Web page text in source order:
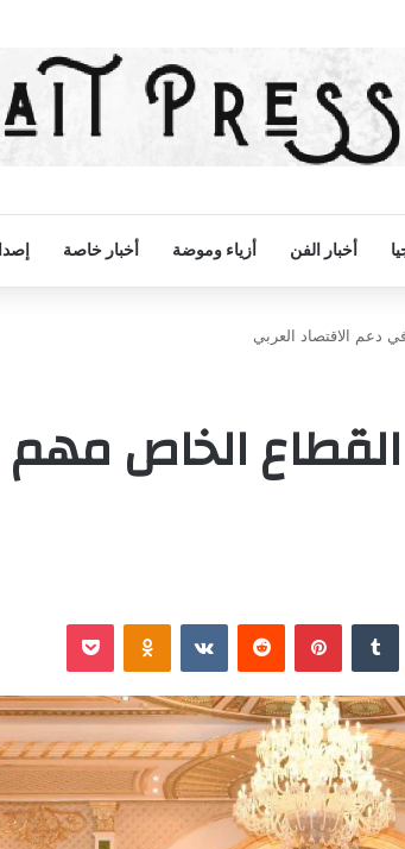
أخبار الفن أزياء وموضة أخبار خاصة
دعم الاقتصاد العربي
الخاص
‏Tumblr بينتيريست ‏Reddit
‏VKontakte
Odnoklassniki
‫Pocket